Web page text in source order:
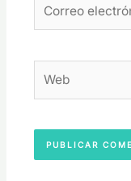
electrónico*